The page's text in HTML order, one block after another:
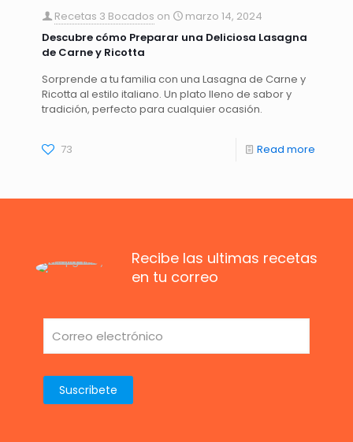
Recetas 3 Bocados on
marzo 14, 2024
Descubre cómo Preparar una Deliciosa Lasagna
de Carne y Ricotta
Sorprende a tu familia con una Lasagna de Carne y
Ricotta al estilo italiano. Un plato lleno de sabor y
tradición, perfecto para cualquier ocasión.
73 Read more
Recibe las ultimas recetas
en tu correo